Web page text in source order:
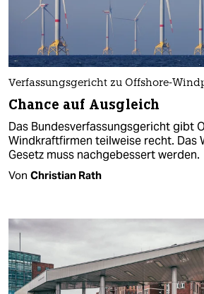
Verfassungsgericht zu Offshore-
Chance auf Ausgleich
Das Bundesverfassungsgericht gibt
Windkraftfirmen teilweise recht. Das
Gesetz muss nachgebessert werden.
Von Christian Rath